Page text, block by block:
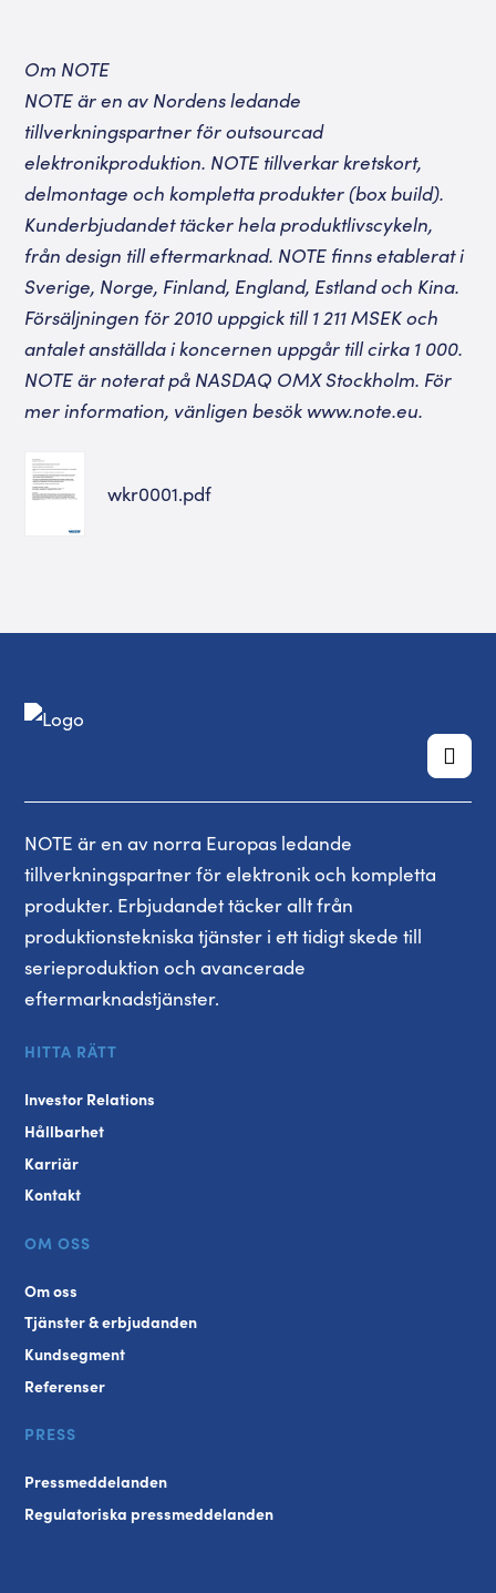
Om NOTE
NOTE är en av Nordens ledande
tillverkningspartner för outsourcad
elektronikproduktion. NOTE tillverkar kretskort,
delmontage och kompletta produkter (box build).
Kunderbjudandet täcker hela produktlivscykeln,
från design till eftermarknad. NOTE finns etablerat i
Sverige, Norge, Finland, England, Estland och Kina.
Försäljningen för 2010 uppgick till 1 211 MSEK och
antalet anställda i koncernen uppgår till cirka 1 000.
NOTE är noterat på NASDAQ OMX Stockholm. För
mer information, vänligen besök www.note.eu.
wkr0001.pdf
NOTE är en av norra Europas ledande
tillverkningspartner för elektronik och kompletta
produkter. Erbjudandet täcker allt från
produktionstekniska tjänster i ett tidigt skede till
serieproduktion och avancerade
eftermarknadstjänster.
HITTA RÄTT
Investor Relations
Hållbarhet
Karriär
Kontakt
OM OSS
Om oss
Tjänster & erbjudanden
Kundsegment
Referenser
PRESS
Pressmeddelanden
Regulatoriska pressmeddelanden